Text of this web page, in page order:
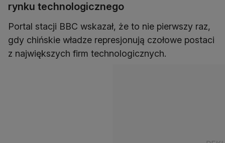
rynku technologicznego
Portal stacji BBC wskazał, że to nie pierwszy raz,
gdy chińskie władze represjonują czołowe postaci
z największych firm technologicznych.